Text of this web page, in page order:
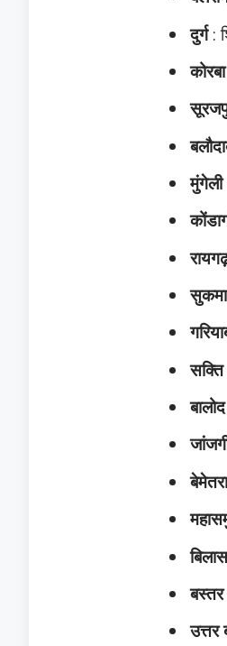
दुर्ग:
कोरबा
मुंगेली
सुकमा
सक्ति
बालोद
बेमेतरा
बस्तर